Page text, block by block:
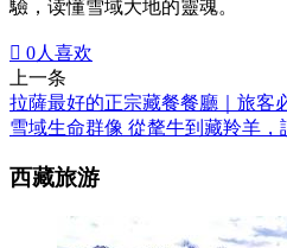
驗，读懂雪域大地的靈魂。
 0人喜欢
上一条
拉薩最好的正宗藏餐餐廳｜旅客
雪域生命群像 從氂牛到藏羚羊
西藏旅游